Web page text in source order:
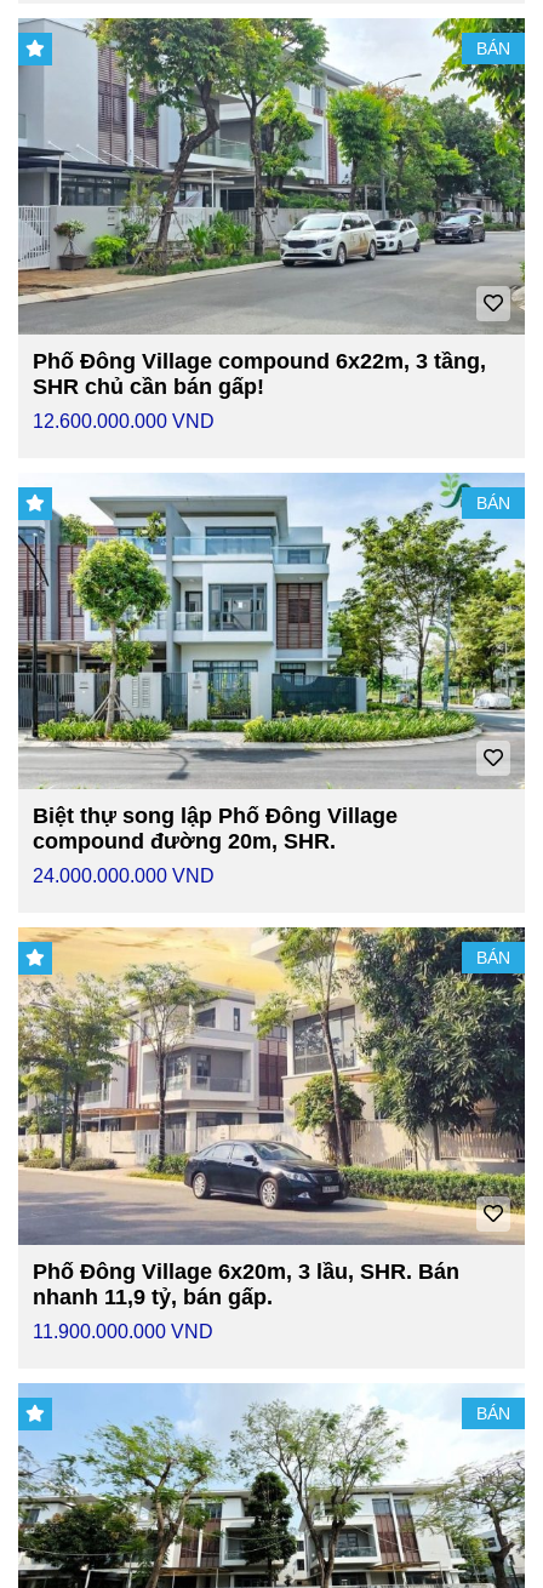
BÁN
Phố Đông Village compound 6x22m, 3 tầng,
SHR chủ cần bán gấp!
12.600.000.000 VND
BÁN
Biệt thự song lập Phố Đông Village
compound đường 20m, SHR.
24.000.000.000 VND
BÁN
Phố Đông Village 6x20m, 3 lầu, SHR. Bán
nhanh 11,9 tỷ, bán gấp.
11.900.000.000 VND
BÁN